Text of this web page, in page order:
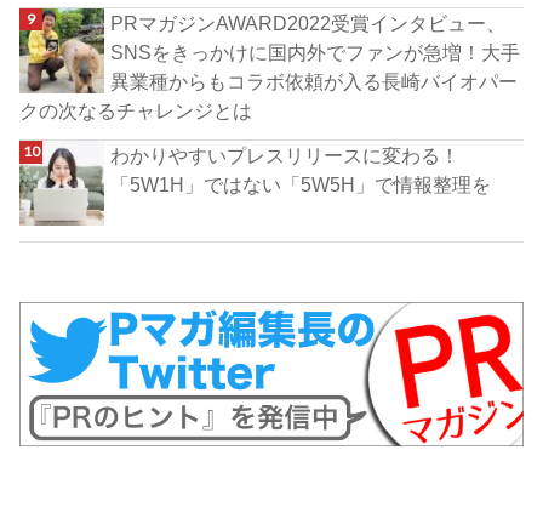
PRマガジンAWARD2022受賞インタビュー、
SNSをきっかけに国内外でファンが急増！大手
異業種からもコラボ依頼が入る長崎バイオパー
クの次なるチャレンジとは
わかりやすいプレスリリースに変わる！
「5W1H」ではない「5W5H」で情報整理を